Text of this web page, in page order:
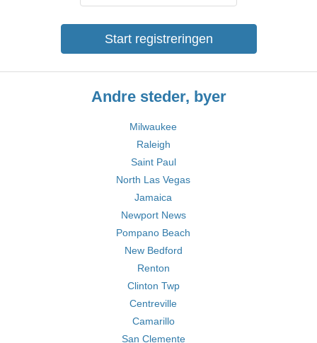
Start registreringen
Andre steder, byer
Milwaukee
Raleigh
Saint Paul
North Las Vegas
Jamaica
Newport News
Pompano Beach
New Bedford
Renton
Clinton Twp
Centreville
Camarillo
San Clemente